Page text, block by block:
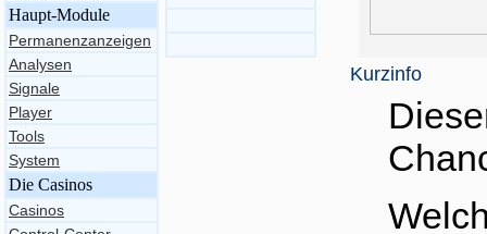
Haupt-Module
Permanenzanzeigen
Analysen
Signale
Player
Tools
System
Die Casinos
Casinos
Kurzinfo